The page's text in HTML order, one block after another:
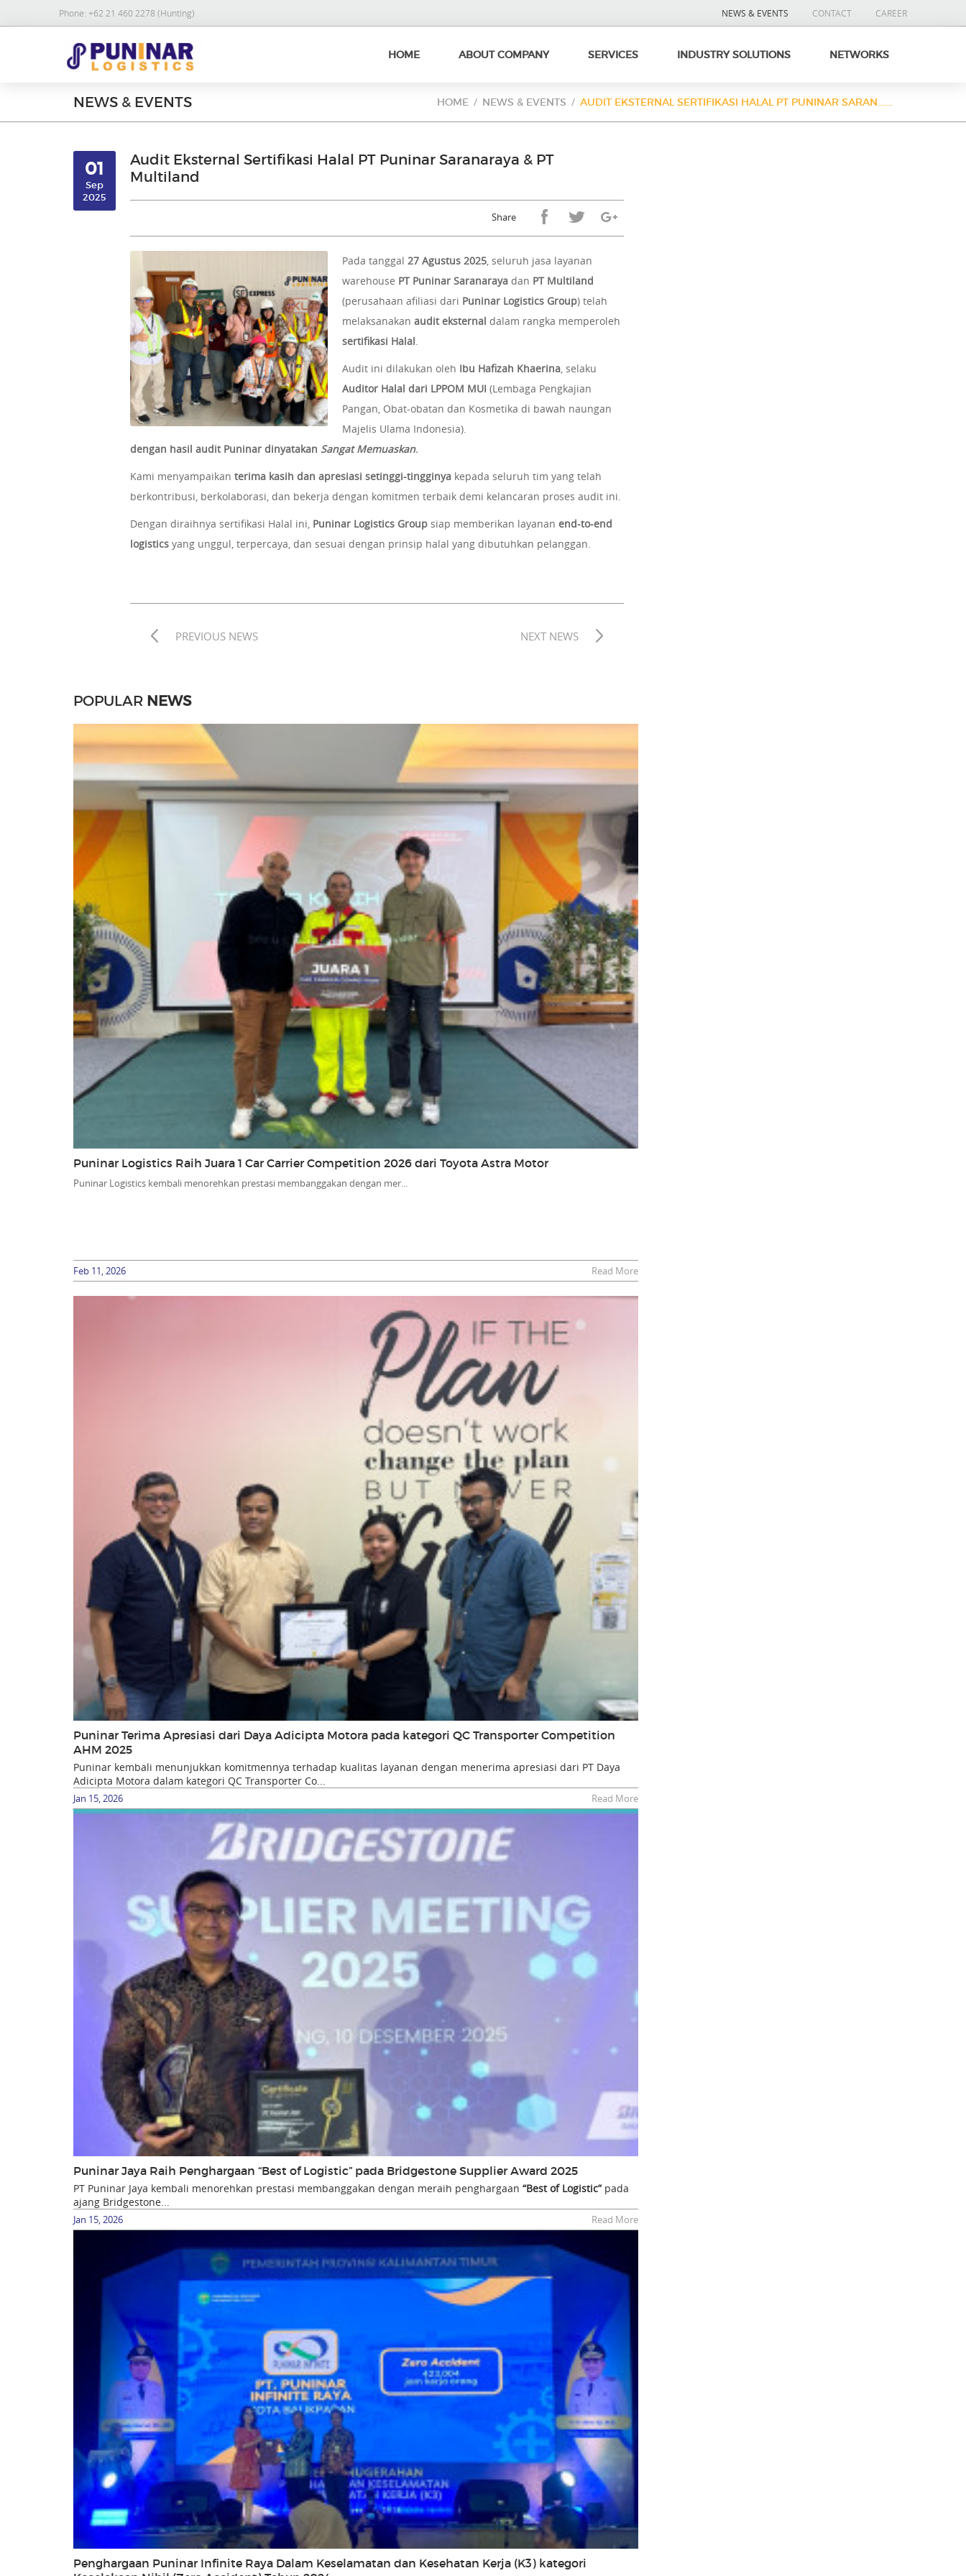
Phone: +62 21 460 2278 (Hunting) NEWS & EVENTS CONTACT CAREER
HOME ABOUT COMPANY SERVICES INDUSTRY SOLUTIONS NETWORKS
NEWS & EVENTS HOME NEWS & EVENTS AUDIT EKSTERNAL SERTIFIKASI HALAL PT PUNINAR SARAN.......
01
Sep
2025
Audit Eksternal Sertifikasi Halal PT Puninar Saranaraya & PT
Multiland
Share
Pada tanggal 27 Agustus 2025, seluruh jasa layanan
warehouse PT Puninar Saranarayadan PT Multiland
(perusahaan afiliasi dari Puninar Logistics Group) telah
melaksanakan audit eksternal dalam rangka memperoleh
sertifikasi Halal.
Audit ini dilakukan oleh Ibu Hafizah Khaerina, selaku
Auditor Halal dari LPPOM MUI (Lembaga Pengkajian
Pangan, Obat-obatan dan Kosmetika di bawah naungan
Majelis Ulama Indonesia).
dengan hasil audit Puninar dinyatakan Sangat Memuaskan.
Kami menyampaikan terima kasih dan apresiasi setinggi-tingginyakepada seluruh tim yang telah
berkontribusi, berkolaborasi, dan bekerja dengan komitmen terbaik demi kelancaran proses audit ini.
Dengan diraihnya sertifikasi Halal ini, Puninar Logistics Groupsiap memberikan layanan end-to-end
logisticsyang unggul, terpercaya, dan sesuai dengan prinsip halal yang dibutuhkan pelanggan.
PREVIOUS NEWS NEXT NEWS
POPULAR NEWS
Puninar Logistics Raih Juara 1 Car Carrier Competition 2026 dari Toyota Astra Motor
Puninar Logistics kembali menorehkan prestasi membanggakan dengan mer...
Feb 11, 2026 Read More
Puninar Terima Apresiasi dari Daya Adicipta Motora pada kategori QC Transporter Competition
AHM 2025
Puninar kembali menunjukkan komitmennya terhadap kualitas layanan dengan menerima apresiasi dari PT Daya
Adicipta Motora dalam kategori QC Transporter Co...
Jan 15, 2026 Read More
Puninar Jaya Raih Penghargaan “Best of Logistic” pada Bridgestone Supplier Award 2025
PT Puninar Jaya kembali menorehkan prestasi membanggakan dengan meraih penghargaan “Best of Logistic”pada
ajang Bridgestone...
Jan 15, 2026 Read More
Penghargaan Puninar Infinite Raya Dalam Keselamatan dan Kesehatan Kerja (K3) kategori